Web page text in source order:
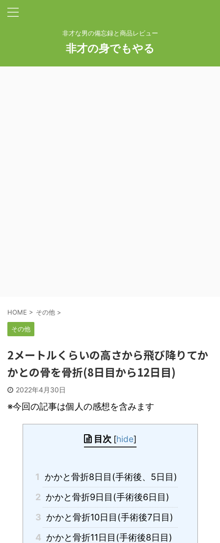
非才な男の備忘録と商品レビュー
非才の身でもやる
HOME > その他 >
その他
2メートルくらいの高さから飛び降りてか
かとの骨を骨折(8日目から12日目)
2022年4月30日
※今回の記事は個人の感想を含みます
目次 [hide]
1 かかと骨折8日目(手術後、5日目)
2 かかと骨折9日目(手術後6日目)
3 かかと骨折10日目(手術後7日目)
4 かかと骨折11日目(手術後8日目)